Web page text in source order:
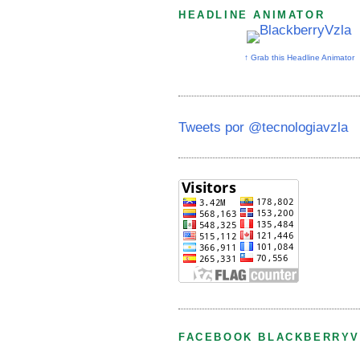
HEADLINE ANIMATOR
↑ Grab this Headline Animator
Tweets por @tecnologiavzla
FACEBOOK